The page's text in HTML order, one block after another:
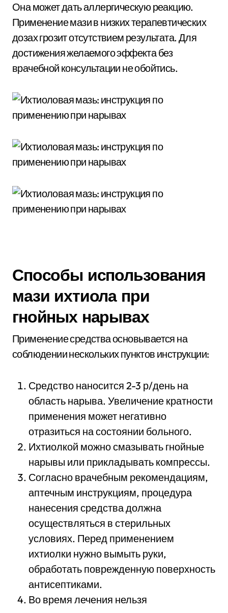
Она может дать аллергическую реакцию.
Применение мази в низких терапевтических
дозах грозит отсутствием результата. Для
достижения желаемого эффекта без
врачебной консультации не обойтись.
Способы использования
мази ихтиола при
гнойных нарывах
Применение средства основывается на
соблюдении нескольких пунктов инструкции:
Средство наносится 2-3 р/день на
область нарыва. Увеличение кратности
применения может негативно
отразиться на состоянии больного.
Ихтиолкой можно смазывать гнойные
нарывы или прикладывать компрессы.
Согласно врачебным рекомендациям,
аптечным инструкциям, процедура
нанесения средства должна
осуществляться в стерильных
условиях. Перед применением
ихтиолки нужно вымыть руки,
обработать поврежденную поверхность
антисептиками.
Во время лечения нельзя